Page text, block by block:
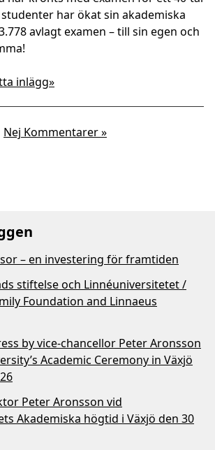
har ökat sin akademiska
avlagt examen – till sin egen och
inlägg»
Nej Kommentarer »
– en investering för framtiden
stiftelse och Linnéuniversitetet /
Foundation and Linnaeus
by vice-chancellor Peter Aronsson
Academic Ceremony in Växjö
Peter Aronsson vid
Akademiska högtid i Växjö den 30